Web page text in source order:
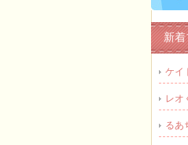
新着
ケイ
レオ
るあ